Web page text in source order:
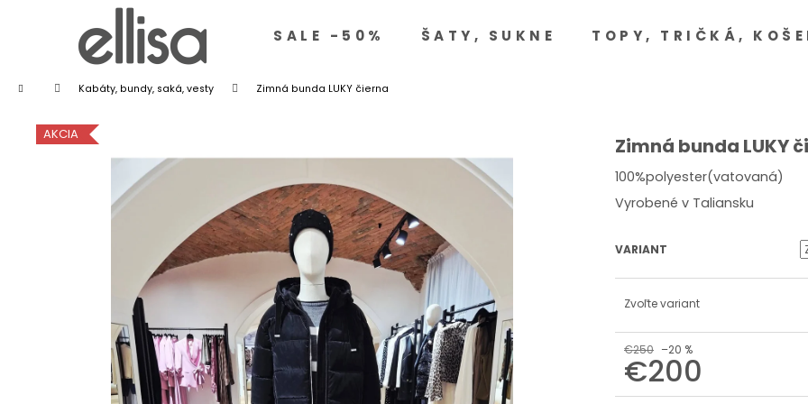
SALE -50% ŠATY, SUKNE TOPY, TRIČKÁ,
Domov Kabáty, bundy, saká, vesty Zimná bunda LUKY čierna
Zimná bunda LUKY
100%polyester(vatovaná)
Vyrobené v Taliansku
VARIANT
Zvoľte variant
€250 –20 %
€200
AKCIA
Späť
Späť
Odporúčame